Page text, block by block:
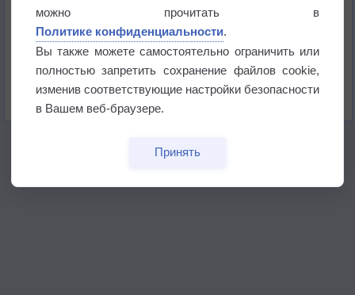
Погода в Москве 6 августа
историю
можно прочитать в
Политике конфиденциальности.
Вы также можете самостоятельно ограничить или
полностью запретить сохранение файлов cookie,
изменив соответствующие настройки безопасности
в Вашем веб-браузере.
Принять